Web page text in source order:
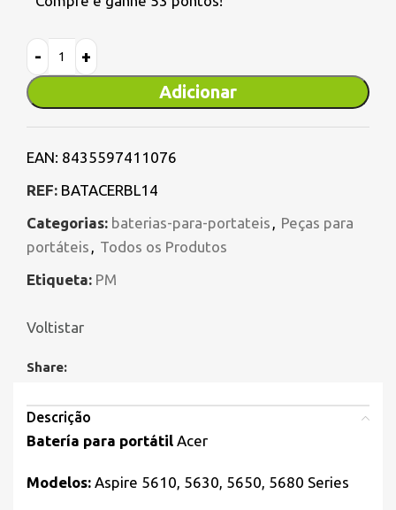
Adicionar
EAN: 8435597411076
REF: BATACERBL14
Categorias: baterias-para-portateis , Peças para
portáteis , Todos os Produtos
Etiqueta: PM
Voltistar
Share:
Descrição
Batería para portátil Acer
Modelos: Aspire 5610, 5630, 5650, 5680 Series